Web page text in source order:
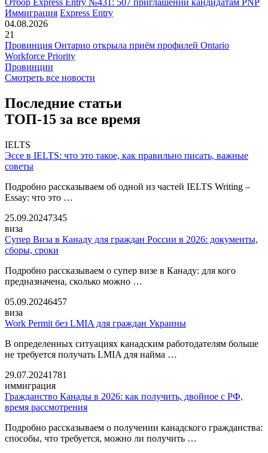
Отбор Express Entry №431: 507 приглашений кандидатам PNP
Иммиграция Express Entry
04.08.2026
21
Провинция Онтарио открыла приём профилей Ontario
Workforce Priority
Провинции
Смотреть все новости
Последние статьи
ТОП-15 за все время
IELTS
Эссе в IELTS: что это такое, как правильно писать, важные
советы
Подробно рассказываем об одной из частей IELTS Writing –
Essay: что это …
25.09.20247345
виза
Супер Виза в Канаду для граждан России в 2026: документы,
сборы, сроки
Подробно рассказываем о супер визе в Канаду: для кого
предназначена, сколько можно …
05.09.20246457
виза
Work Permit без LMIA для граждан Украины
В определенных ситуациях канадским работодателям больше
не требуется получать LMIA для найма …
29.07.20241781
иммиграция
Гражданство Канады в 2026: как получить, двойное с РФ,
время рассмотрения
Подробно рассказываем о получении канадского гражданства:
способы, что требуется, можно ли получить …